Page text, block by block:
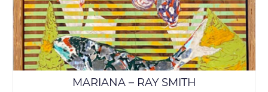
MARIANA – RAY SMITH